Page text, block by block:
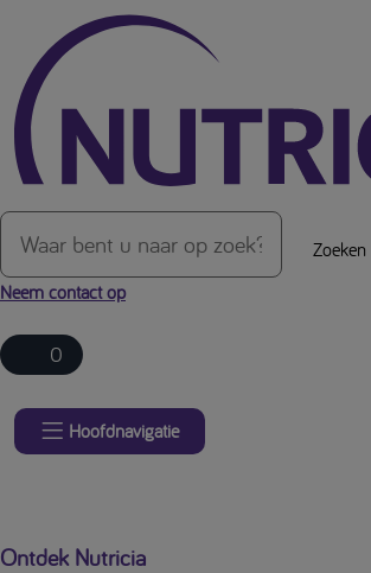
Over de inhoud van de pagina
Zoeken
Neem contact op
0
Hoofdnavigatie
Ontdek Nutricia